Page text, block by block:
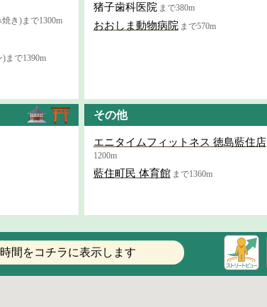
き)まで1300m
まで1390m
猪子歯科医院 まで380m
おおしま動物病院 まで570m
その他
エニタイムフィットネス 徳島藍住店
1200m
藍住町民 体育館 まで1360m
間をコチラに表示します